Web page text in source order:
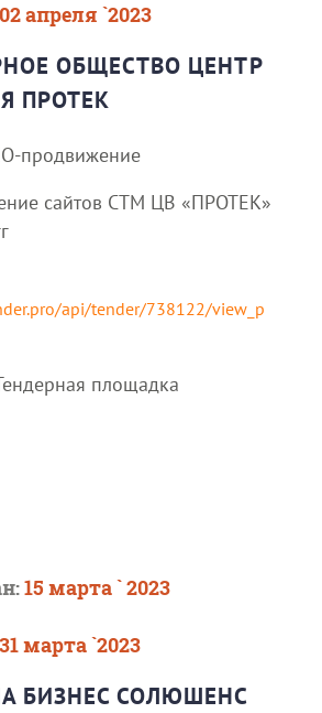
02 апреля `2023
ОБЩЕСТВО ЦЕНТР
ПРОТЕК
продвижение
сайтов СТМ ЦВ «ПРОТЕК»
api/tender/738122/view_p
площадка
15 марта ` 2023
31 марта `2023
БИЗНЕС СОЛЮШЕНС